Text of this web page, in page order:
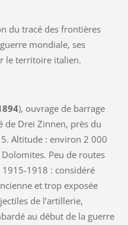
du tracé des frontières
mondiale, ses
le territoire italien.
), ouvrage de barrage
de Drei Zinnen, près du
Altitude : environ 2 000
Peu de routes
1915-1918 : considéré
et trop exposée
de l’artillerie,
au début de la guerre